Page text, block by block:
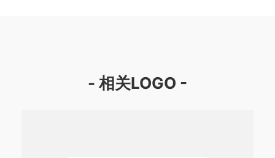
- 相关LOGO -